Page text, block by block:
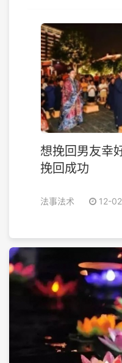
想挽回男友幸
挽回成功
法事法术 12-02